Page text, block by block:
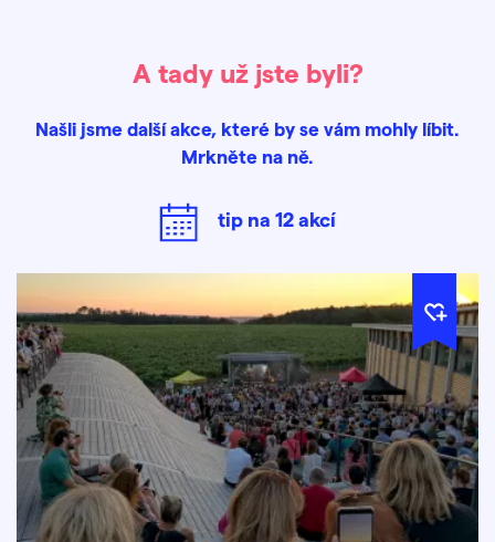
A tady už jste byli?
Našli jsme další akce, které by se vám mohly líbit.
Mrkněte na ně.
tip na 12akcí